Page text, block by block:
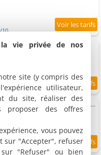
/10
Chambre d'hôtes Suite Familiale à Proximité de la Mer - FR-1-306-1331
vie privée de nos
site (y compris des
utilisateur,
du site, réaliser des
proposer des offres
vous pouvez
sur "Accepter", refuser
"Refuser" ou bien